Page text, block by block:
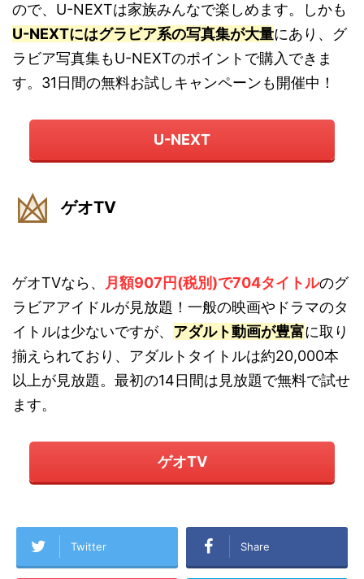
ので、U-NEXTは家族みんなで楽しめます。しかも
U-NEXTにはグラビア系の写真集が大量にあり、グ
ラビア写真集もU-NEXTのポイントで購入できま
す。31日間の無料お試しキャンペーンも開催中！
U-NEXT
ゲオTV
ゲオTVなら、 月額907円(税別)で704タイトルのグ
ラビアアイドルが見放題！一般の映画やドラマのタ
イトルは少ないですが、 アダルト動画が豊富に取り
揃えられており、アダルトタイトルは約20,000本
以上が見放題。最初の14日間は見放題で無料で試せ
ます。
ゲオTV
Twitter Share